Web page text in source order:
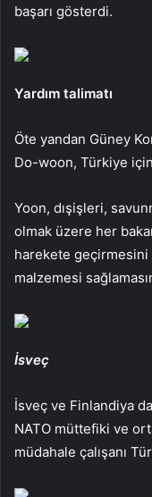
başarı gösterdi.
Yardım talimatı
Öte yandan Güney
Do-woon, Türkiye
Yoon, dışişleri,
olmak üzere her
harekete geçirmesini
malzemesi
İsveç
İsveç ve Finlandiya
NATO müttefiki ve
müdahale çalışanı